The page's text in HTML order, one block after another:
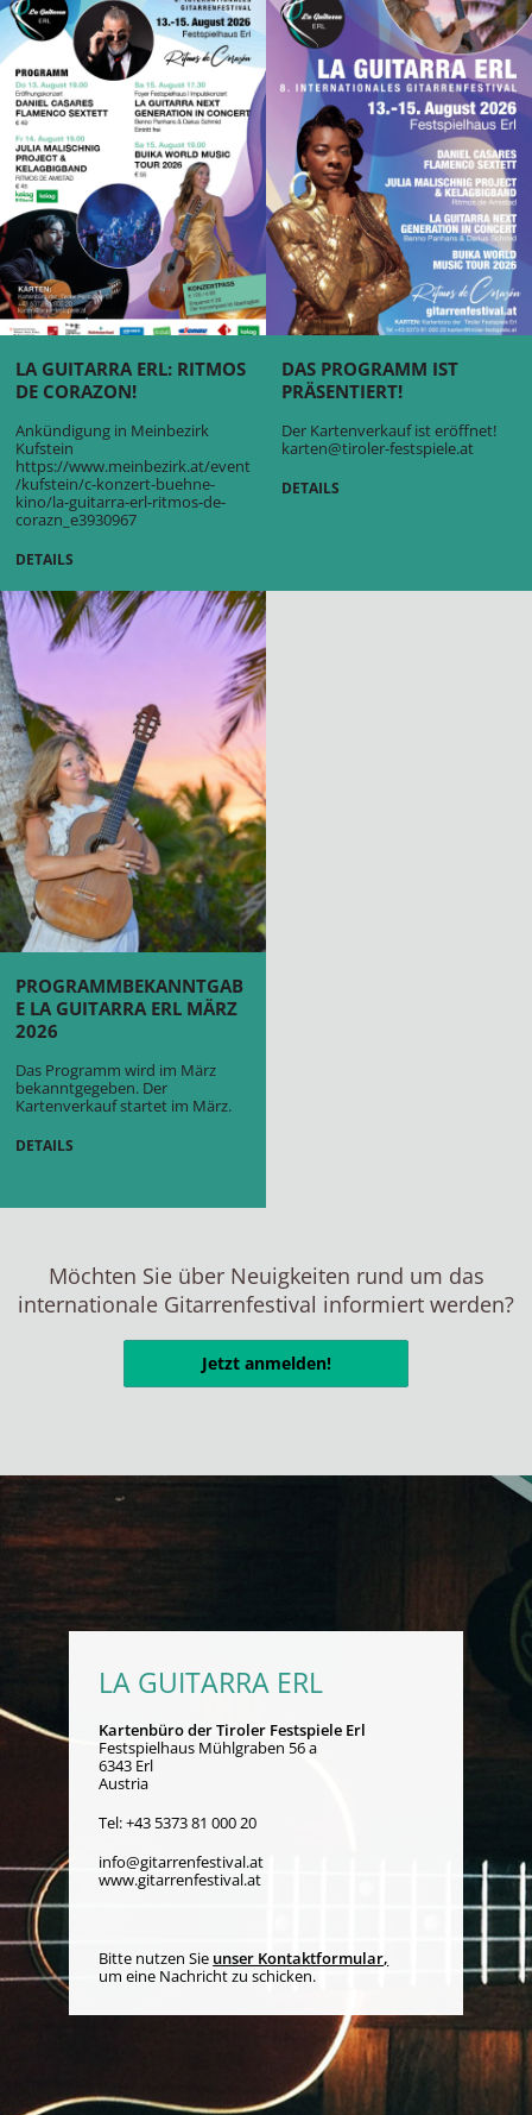
LA GUITARRA ERL: RITMOS
DE CORAZON!
Ankündigung in Meinbezirk
Kufstein
https://www.meinbezirk.at/event
/kufstein/c-konzert-buehne-
kino/la-guitarra-erl-ritmos-de-
corazn_e3930967
DETAILS
DAS PROGRAMM IST
PRÄSENTIERT!
Der Kartenverkauf ist eröffnet!
karten@tiroler-festspiele.at
DETAILS
PROGRAMMBEKANNTGAB
E LA GUITARRA ERL MÄRZ
2026
Das Programm wird im März
bekanntgegeben. Der
Kartenverkauf startet im März.
DETAILS
Möchten Sie über Neuigkeiten rund um das
internationale Gitarrenfestival informiert werden?
Jetzt anmelden!
LA GUITARRA ERL
Kartenbüro der Tiroler Festspiele Erl
Festspielhaus Mühlgraben 56 a
6343 Erl
Austria
Tel:+43 5373 81 000 20
info@gitarrenfestival.at
www.gitarrenfestival.at
Bitte nutzen Sie unser Kontaktformular,
um eine Nachricht zu schicken.